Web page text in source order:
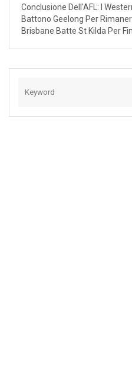
Conclusione Dell'AFL: I
Battono Geelong Per
Brisbane Batte St Kilda Per